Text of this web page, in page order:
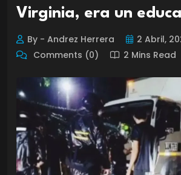
Virginia, era un
By - Andrez Herrera
2 Abril,
Comments (0)
2 Mins Read